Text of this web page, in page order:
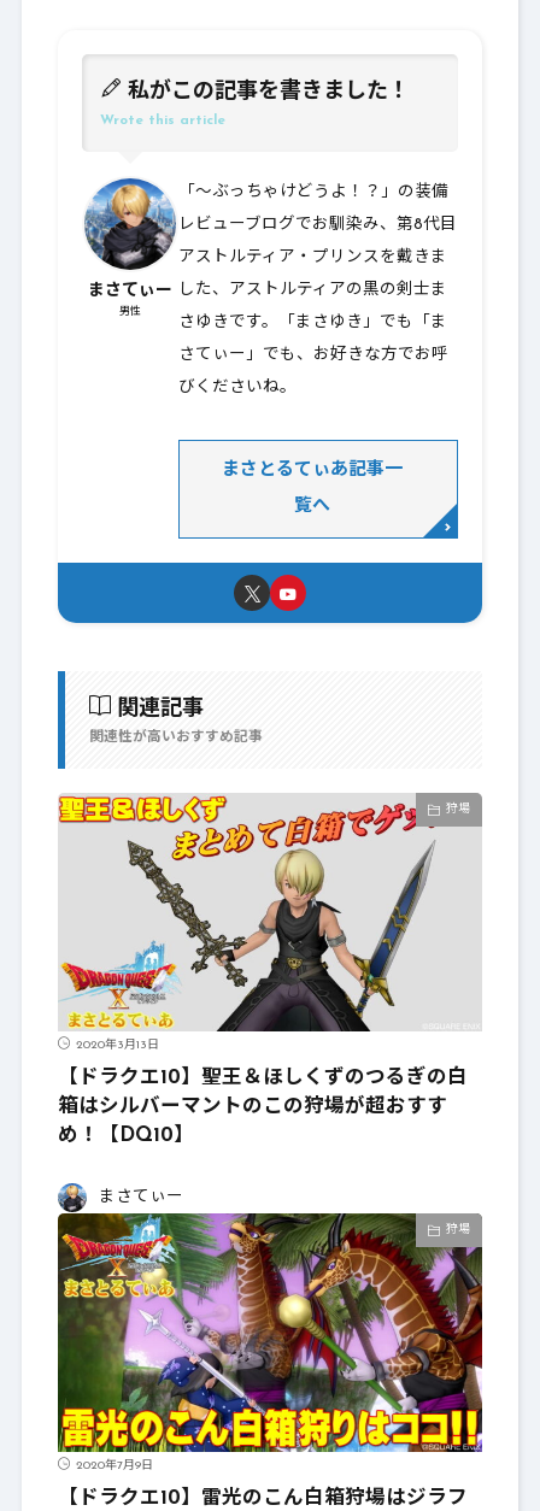
私がこの記事を書きました！
Wrote this article
まさてぃー
男性
「～ぶっちゃけどうよ！？」の装備
レビューブログでお馴染み、第8代目
アストルティア・プリンスを戴きま
した、アストルティアの黒の剣士ま
さゆきです。「まさゆき」でも「ま
さてぃー」でも、お好きな方でお呼
びくださいね。
まさとるてぃあ記事一
覧へ
関連記事
関連性が高いおすすめ記事
狩場
2020年3月13日
【ドラクエ10】聖王＆ほしくずのつるぎの白
箱はシルバーマントのこの狩場が超おすす
め！【DQ10】
まさてぃー
狩場
2020年7月9日
【ドラクエ10】雷光のこん白箱狩場はジラフ